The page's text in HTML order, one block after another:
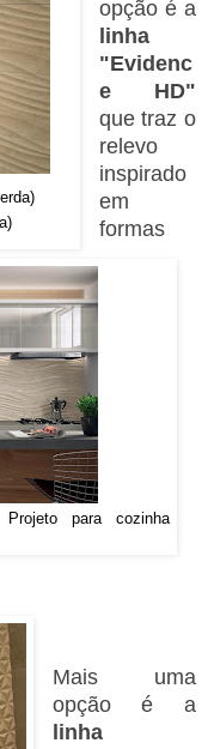
para cozinha
opção é a
linha
"Evidenc
e HD"
que traz o
relevo
inspirado
em
formas
Mais uma
opção é a
linha